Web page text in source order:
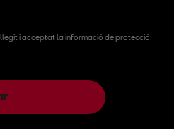
i acceptat la informació de protecció